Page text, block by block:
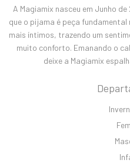
A Magiamix nasceu em Junho
que o pijama é peça
mais íntimos, trazendo um
muito conforto. Emanando o
deixe a Magiamix